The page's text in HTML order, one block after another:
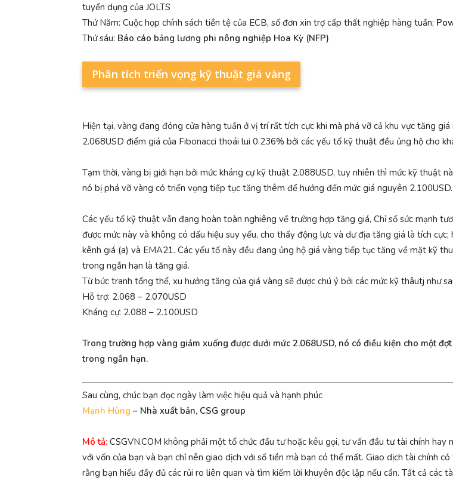
tuyển dụng của JOLTS
Thứ Năm: Cuộc họp chính sách tiền tệ của ECB, số đơn xin trợ cấp thất nghiệp hàng tuần;
Thứ sáu: Báo cáo bảng lương phi nông nghiệp Hoa Kỳ (NFP)
Phân tích triển vọng kỹ thuật giá vàng
Hiện tại, vàng đang đóng cửa hàng tuần ở vị trí rất tích cực khi mà phá vỡ cả khu vực tăng
2.068USD điểm giá của Fibonacci thoái lui 0.236% bởi các yếu tố kỹ thuật đều ủng hộ cho
Tạm thời, vàng bị giới hạn bởi mức kháng cự kỹ thuật 2.088USD, tuy nhiên thì mức kỹ thuật
nó bị phá vỡ vàng có triển vọng tiếp tục tăng thêm để hướng đến mức giá nguyên 2.100USD.
Các yếu tố kỹ thuật vẫn đang hoàn toàn nghiêng về trường hợp tăng giá, Chỉ số sức mạnh
được mức này và không có dấu hiệu suy yếu, cho thấy động lực và dư địa tăng giá là tích
kênh giá (a) và EMA21. Các yếu tố này đều đang ủng hộ giá vàng tiếp tục tăng về mặt kỹ
trong ngắn hạn là tăng giá.
Từ bức tranh tổng thể, xu hướng tăng của giá vàng sẽ được chú ý bởi các mức kỹ thâutj như
Hỗ trợ: 2.068 – 2.070USD
Kháng cự: 2.088 – 2.100USD
Trong trường hợp vàng giảm xuống được dưới mức 2.068USD, nó có điều kiện cho một
trong ngắn hạn.
Sau cùng, chúc bạn đọc ngày làm việc hiệu quả và hạnh phúc
Mạnh Hùng – Nhà xuất bản, CSG group
Mô tả: CSGVN.COM không phải một tổ chức đầu tư hoặc kêu gọi, tư vấn đầu tư tài chính
với vốn của bạn và bạn chỉ nên giao dịch với số tiền mà bạn có thể mất. Giao dịch tài chính
rằng bạn hiểu đầy đủ các rủi ro liên quan và tìm kiếm lời khuyên độc lập nếu cần. Tất cả các